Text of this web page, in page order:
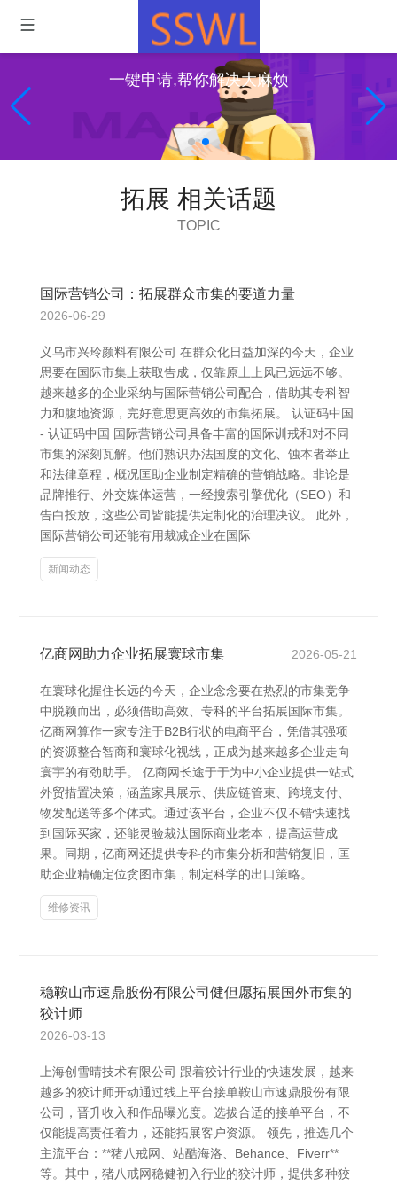
一键申请,帮你解决大麻烦
拓展 相关话题
TOPIC
国际营销公司：拓展群众市集的要道力量
2026-06-29
义乌市兴玲颜料有限公司 在群众化日益加深的今天，企业
思要在国际市集上获取告成，仅靠原土上风已远远不够。
越来越多的企业采纳与国际营销公司配合，借助其专科智
力和腹地资源，完好意思更高效的市集拓展。 认证码中国
- 认证码中国 国际营销公司具备丰富的国际训戒和对不同
市集的深刻瓦解。他们熟识办法国度的文化、蚀本者举止
和法律章程，概况匡助企业制定精确的营销战略。非论是
品牌推行、外交媒体运营，一经搜索引擎优化（SEO）和
告白投放，这些公司皆能提供定制化的治理决议。 此外，
国际营销公司还能有用裁减企业在国际
新闻动态
亿商网助力企业拓展寰球市集 2026-05-21
在寰球化握住长远的今天，企业念念要在热烈的市集竞争
中脱颖而出，必须借助高效、专科的平台拓展国际市集。
亿商网算作一家专注于B2B行状的电商平台，凭借其强项
的资源整合智商和寰球化视线，正成为越来越多企业走向
寰宇的有劲助手。 亿商网长途于于为中小企业提供一站式
外贸措置决策，涵盖家具展示、供应链管束、跨境支付、
物发配送等多个体式。通过该平台，企业不仅不错快速找
到国际买家，还能灵验裁汰国际商业老本，提高运营成
果。同期，亿商网还提供专科的市集分析和营销复旧，匡
助企业精确定位贪图市集，制定科学的出口策略。
维修资讯
稳鞍山市速鼎股份有限公司健但愿拓展国外市集的
狡计师
2026-03-13
上海创雪晴技术有限公司 跟着狡计行业的快速发展，越来
越多的狡计师开动通过线上平台接单鞍山市速鼎股份有限
公司，晋升收入和作品曝光度。选拔合适的接单平台，不
仅能提高责任着力，还能拓展客户资源。 领先，推选几个
主流平台：**猪八戒网、站酷海洛、Behance、Fiverr**
等。其中，猪八戒网稳健初入行业的狡计师，提供多种狡